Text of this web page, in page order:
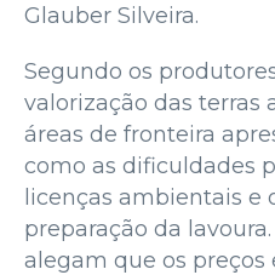
Glauber Silveira.
Segundo os
valorização das terras
áreas de fronteira
como as dificuldades
licenças ambientais e
preparação da
alegam que os preços